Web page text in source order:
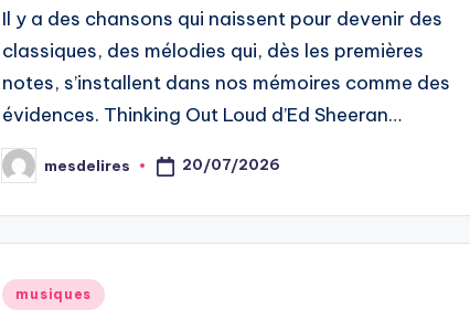
Il y a des chansons qui naissent pour devenir des
classiques, des mélodies qui, dès les premières
notes, s’installent dans nos mémoires comme des
évidences. Thinking Out Loud d’Ed Sheeran…
Posted
by
mesdelires 20/07/2026
Posted
musiques